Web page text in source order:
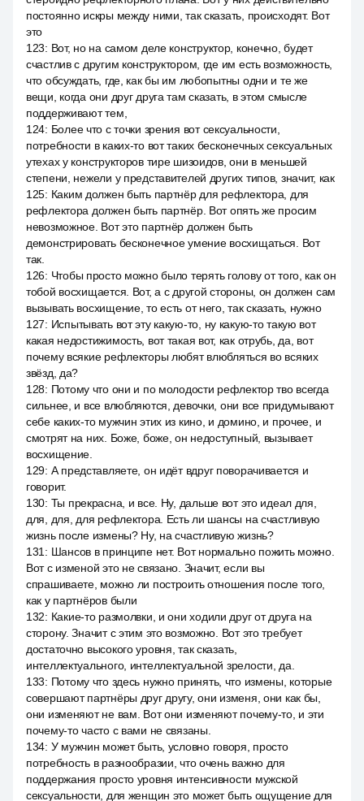
постоянно искры между ними, так сказать, происходят. Вот
это
123: Вот, но на самом деле конструктор, конечно, будет
счастлив с другим конструктором, где им есть возможность,
что обсуждать, где, как бы им любопытны одни и те же
вещи, когда они друг друга там сказать, в этом смысле
поддерживают тем,
124: Более что с точки зрения вот сексуальности,
потребности в каких-то вот таких бесконечных сексуальных
утехах у конструкторов тире шизоидов, они в меньшей
степени, нежели у представителей других типов, значит, как
125: Каким должен быть партнёр для рефлектора, для
рефлектора должен быть партнёр. Вот опять же просим
невозможное. Вот это партнёр должен быть
демонстрировать бесконечное умение восхищаться. Вот
так.
126: Чтобы просто можно было терять голову от того, как он
тобой восхищается. Вот, а с другой стороны, он должен сам
вызывать восхищение, то есть от него, так сказать, нужно
127: Испытывать вот эту какую-то, ну какую-то такую вот
какая недостижимость, вот такая вот, как отрубь, да, вот
почему всякие рефлекторы любят влюбляться во всяких
звёзд, да?
128: Потому что они и по молодости рефлектор тво всегда
сильнее, и все влюбляются, девочки, они все придумывают
себе каких-то мужчин этих из кино, и домино, и прочее, и
смотрят на них. Боже, боже, он недоступный, вызывает
восхищение.
129: А представляете, он идёт вдруг поворачивается и
говорит.
130: Ты прекрасна, и все. Ну, дальше вот это идеал для,
для, для, для рефлектора. Есть ли шансы на счастливую
жизнь после измены? Ну, на счастливую жизнь?
131 : Шансов в принципе нет. Вот нормально пожить можно.
Вот с изменой это не связано. Значит, если вы
спрашиваете, можно ли построить отношения после того,
как у партнёров были
132: Какие-то размолвки, и они ходили друг от друга на
сторону. Значит с этим это возможно. Вот это требует
достаточно высокого уровня, так сказать,
интеллектуального, интеллектуальной зрелости, да.
133: Потому что здесь нужно принять, что измены, которые
совершают партнёры друг другу, они изменя, они как бы,
они изменяют не вам. Вот они изменяют почему-то, и эти
почему-то часто с вами не связаны.
134: У мужчин может быть, условно говоря, просто
потребность в разнообразии, что очень важно для
поддержания просто уровня интенсивности мужской
сексуальности, для женщин это может быть ощущение для